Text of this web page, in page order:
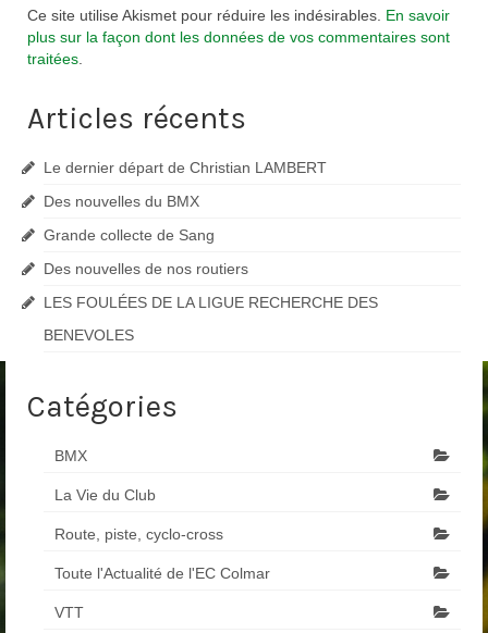
Ce site utilise Akismet pour réduire les indésirables. En savoir
plus sur la façon dont les données de vos commentaires sont
traitées.
Articles récents
Le dernier départ de Christian LAMBERT
Des nouvelles du BMX
Grande collecte de Sang
Des nouvelles de nos routiers
LES FOULÉES DE LA LIGUE RECHERCHE DES
BENEVOLES
Catégories
BMX
La Vie du Club
Route, piste, cyclo-cross
Toute l'Actualité de l'EC Colmar
VTT